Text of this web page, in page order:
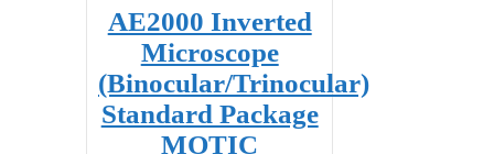
AE2000 Inverted
Microscope
(Binocular/Trinocular)
Standard Package
MOTIC